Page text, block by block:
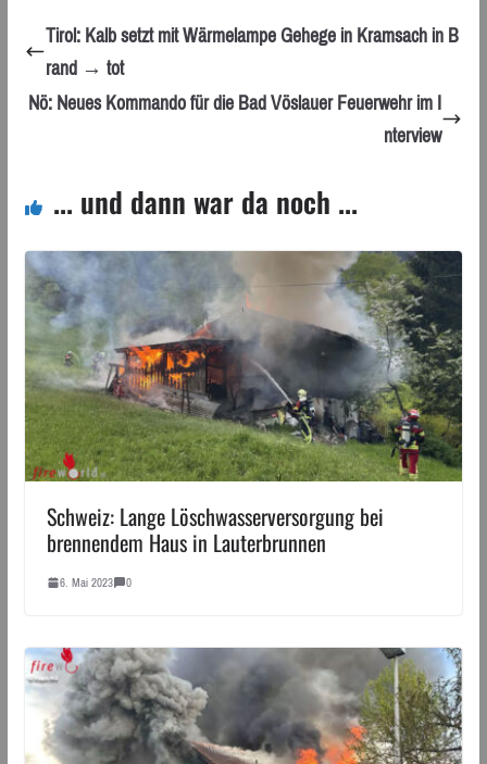
Tirol: Kalb setzt mit Wärmelampe Gehege in Kramsach in B
rand → tot
Nö: Neues Kommando für die Bad Vöslauer Feuerwehr im I
nterview
... und dann war da noch ...
Schweiz: Lange Löschwasserversorgung bei
brennendem Haus in Lauterbrunnen
6. Mai 2023 0